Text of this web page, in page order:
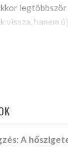
hanem
A